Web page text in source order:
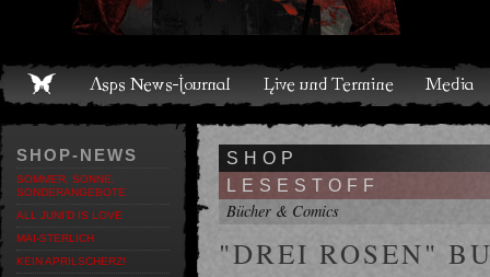
Live und Termine Media Shop Band Discografie
SHOP-NEWS
SOMMER, SONNE,
SONDERANGEBOTE
ALL JUNI'D IS LOVE
MAI-STERLICH
KEIN APRILSCHERZ!
SHOP
LESESTOFF
Bücher & Comics
"DREI ROSEN"